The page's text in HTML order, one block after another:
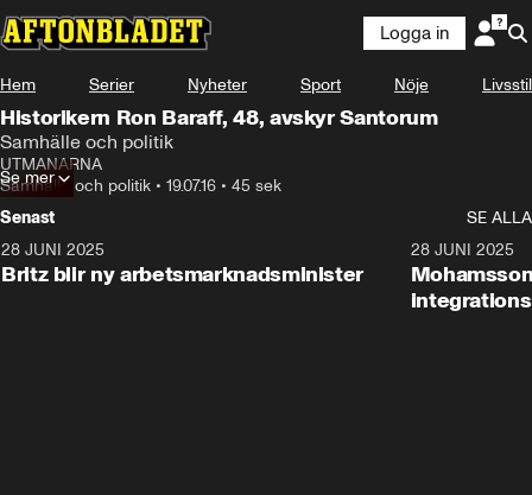
Logga in
Hem Serier Nyheter Sport Nöje Livsstil
Historikern Ron Baraff, 48, avskyr Santorum
Samhälle och politik
UTMANARNA
Samhälle och politik • 19.07.16 • 45 sek
Se mer
Senast
SE ALLA
28 JUNI 2025
Britz blir ny arbetsmarknadsminister
28 JUNI 2025